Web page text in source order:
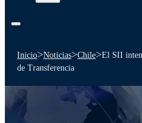
Inicio>Noticias>Chile>El SII
de Transferencia